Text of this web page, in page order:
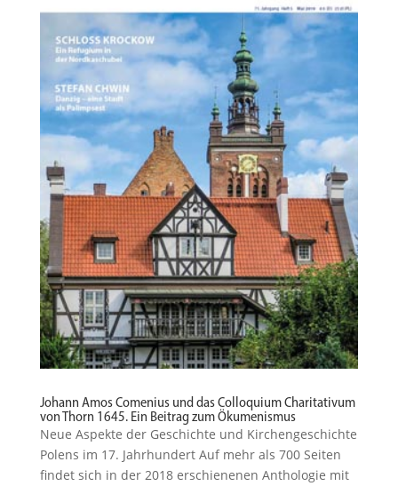
Johann Amos ­Comenius und das Colloquium Charitativum
von Thorn 1645. Ein Beitrag zum Ökumenismus
Neue Aspekte der Geschichte und Kirchen­ge­schichte
Polens im 17. Jahrhundert Auf mehr als 700 Seiten
findet sich in der 2018 erschie­nenen Antho­logie mit